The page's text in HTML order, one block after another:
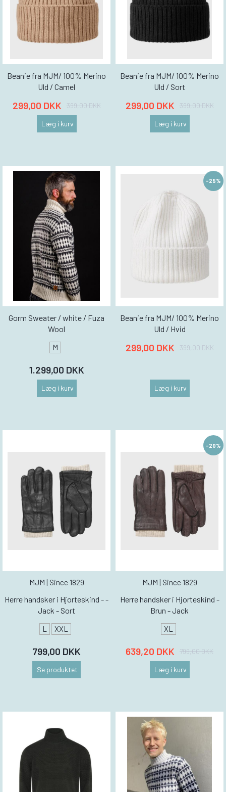
Beanie fra MJM/ 100% Merino
Uld / Camel
299,00 DKK 399,00 DKK
Læg i kurv
Beanie fra MJM/ 100% Merino
Uld / Sort
299,00 DKK 399,00 DKK
Læg i kurv
Gorm Sweater / white / Fuza
Wool
M
1.299,00 DKK
Læg i kurv
-25%
Beanie fra MJM/ 100% Merino
Uld / Hvid
299,00 DKK 399,00 DKK
Læg i kurv
MJM | Since 1829
Herre handsker i Hjorteskind - -
Jack - Sort
L XXL
799,00 DKK
Se produktet
-20%
MJM | Since 1829
Herre handsker i Hjorteskind -
Brun - Jack
XL
639,20 DKK 799,00 DKK
Læg i kurv